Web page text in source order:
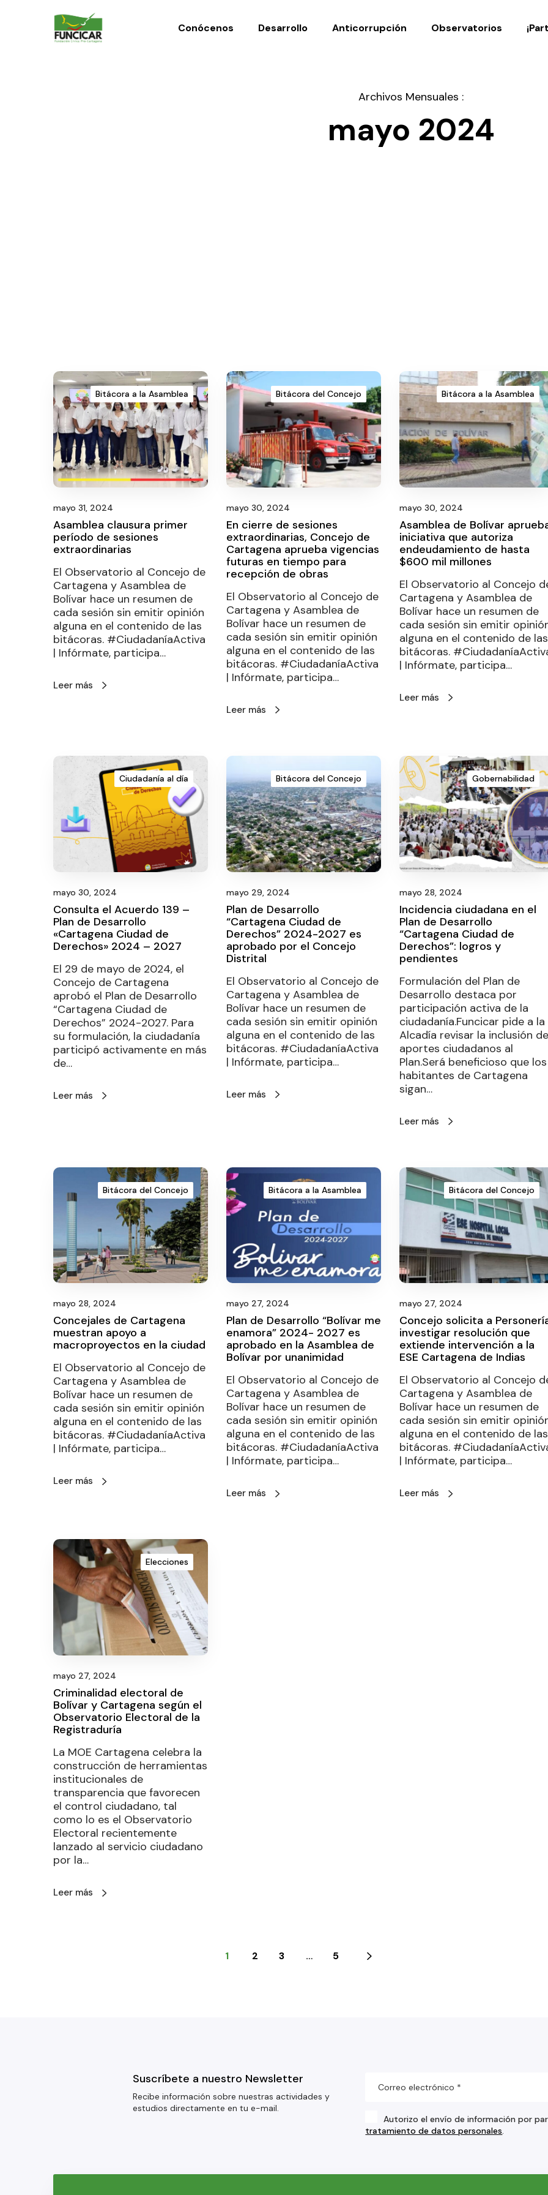
Conócenos Desarrollo Anticorrupción Observatorios
Archivos Mensuales :
mayo 2024
Bitácora a la Asamblea
mayo 31, 2024
Asamblea clausura primer
período de sesiones
extraordinarias
El Observatorio al Concejo de
Cartagena y Asamblea de
Bolívar hace un resumen de
cada sesión sin emitir opinión
alguna en el contenido de las
bitácoras. #CiudadaníaActiva
| Infórmate, participa…
Leer más
Bitácora del Concejo
mayo 30, 2024
En cierre de sesiones
extraordinarias, Concejo de
Cartagena aprueba vigencias
futuras en tiempo para
recepción de obras
El Observatorio al Concejo de
Cartagena y Asamblea de
Bolívar hace un resumen de
cada sesión sin emitir opinión
alguna en el contenido de las
bitácoras. #CiudadaníaActiva
| Infórmate, participa…
Leer más
Bitácora a la Asamblea
mayo 30, 2024
Asamblea de Bolívar
iniciativa que autoriza
endeudamiento de hasta
$600 mil millones
El Observatorio al Concejo
Cartagena y Asamblea de
Bolívar hace un resumen de
cada sesión sin emitir
alguna en el contenido de las
bitácoras.
| Infórmate, participa…
Leer más
Ciudadanía al día
mayo 30, 2024
Consulta el Acuerdo 139 –
Plan de Desarrollo
«Cartagena Ciudad de
Derechos» 2024 – 2027
El 29 de mayo de 2024, el
Concejo de Cartagena
aprobó el Plan de Desarrollo
“Cartagena Ciudad de
Derechos” 2024-2027. Para
su formulación, la ciudadanía
participó activamente en más
de…
Leer más
Bitácora del Concejo
mayo 29, 2024
Plan de Desarrollo
“Cartagena Ciudad de
Derechos” 2024-2027 es
aprobado por el Concejo
Distrital
El Observatorio al Concejo de
Cartagena y Asamblea de
Bolívar hace un resumen de
cada sesión sin emitir opinión
alguna en el contenido de las
bitácoras. #CiudadaníaActiva
| Infórmate, participa…
Leer más
Gobernabilidad
mayo 28, 2024
Incidencia ciudadana en el
Plan de Desarrollo
“Cartagena Ciudad de
Derechos”: logros y
pendientes
Formulación del Plan de
Desarrollo destaca por
participación activa de la
ciudadanía.Funcicar pide a la
Alcadía revisar la inclusión de
aportes ciudadanos al
Plan.Será beneficioso que los
habitantes de Cartagena
sigan…
Leer más
Bitácora del Concejo
mayo 28, 2024
Concejales de Cartagena
muestran apoyo a
macroproyectos en la ciudad
El Observatorio al Concejo de
Cartagena y Asamblea de
Bolívar hace un resumen de
cada sesión sin emitir opinión
alguna en el contenido de las
bitácoras. #CiudadaníaActiva
| Infórmate, participa…
Leer más
Bitácora a la Asamblea
mayo 27, 2024
Plan de Desarrollo “Bolívar me
enamora” 2024- 2027 es
aprobado en la Asamblea de
Bolívar por unanimidad
El Observatorio al Concejo de
Cartagena y Asamblea de
Bolívar hace un resumen de
cada sesión sin emitir opinión
alguna en el contenido de las
bitácoras. #CiudadaníaActiva
| Infórmate, participa…
Leer más
Bitácora del Concejo
mayo 27, 2024
Concejo solicita a
investigar resolución que
extiende intervención a la
ESE Cartagena de Indias
El Observatorio al Concejo
Cartagena y Asamblea de
Bolívar hace un resumen de
cada sesión sin emitir
alguna en el contenido de las
bitácoras.
| Infórmate, participa…
Leer más
Elecciones
mayo 27, 2024
Criminalidad electoral de
Bolívar y Cartagena según el
Observatorio Electoral de la
Registraduría
La MOE Cartagena celebra la
construcción de herramientas
institucionales de
transparencia que favorecen
el control ciudadano, tal
como lo es el Observatorio
Electoral recientemente
lanzado al servicio ciudadano
por la…
Leer más
1 2 3 … 5
Suscríbete a nuestro Newsletter
Recibe información sobre nuestras actividades y
estudios directamente en tu e-mail.
Autorizo el envío de información por
tratamiento de datos personales.